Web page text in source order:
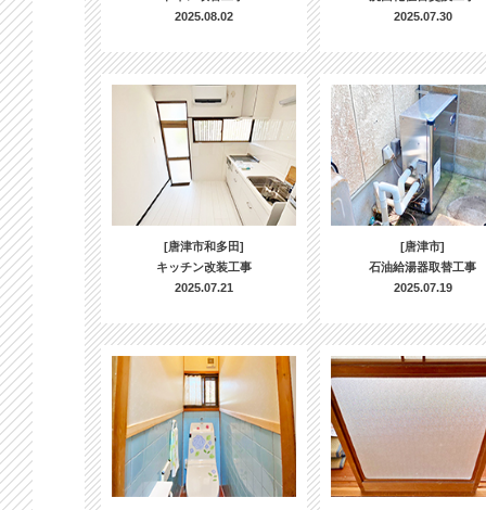
2025.08.02
2025.07.30
[唐津市和多田]
キッチン改装工事
2025.07.21
[唐津市]
石油給湯器取替工事
2025.07.19